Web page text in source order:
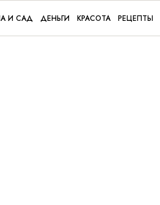
И САД ДЕНЬГИ КРАСОТА РЕЦЕПТЫ